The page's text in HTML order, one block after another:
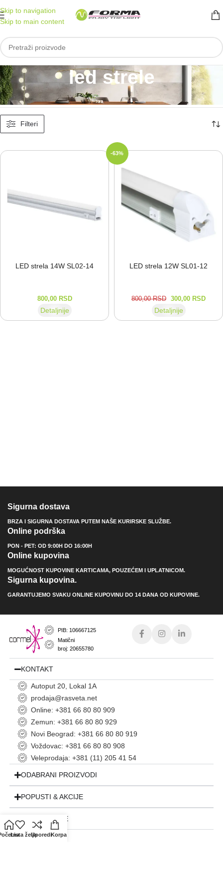
Skip to navigation
Skip to main content
led strele
Početna/ Proizvod označen „led strele“ Prikazano je svih 2 rezultata
Filteri
LED strela 14W SL02-⁠14
800,00 RSD
Detaljnije
-63%
LED strela 12W SL01-⁠12
800,00RSD 300,00 RSD
Detaljnije
Sigurna dostava
BRZA I SIGURNA DOSTAVA PUTEM NAŠE KURIRSKE SLUŽBE.
Online podrška
PON - PET: OD 9:00H DO 16:00H
Online kupovina
MOGUĆNOST KUPOVINE KARTICAMA, POUZEĆEM I UPLATNICOM.
Sigurna kupovina.
GARANTUJEMO SVAKU ONLINE KUPOVINU DO 14 DANA OD KUPOVINE.
PIB: 106667125
Matični
broj: 20655780
KONTAKT
Autoput 20, Lokal 1A
prodaja@rasveta.net
Online: +381 66 80 80 909
Zemun: +381 66 80 80 929
Novi Beograd: +381 66 80 80 919
Voždovac: +381 66 80 80 908
Veleprodaja: +381 (11) 205 41 54
ODABRANI PROIZVODI
POPUSTI & AKCIJE
INFORMACIJE
Lista željaUporediKorpa